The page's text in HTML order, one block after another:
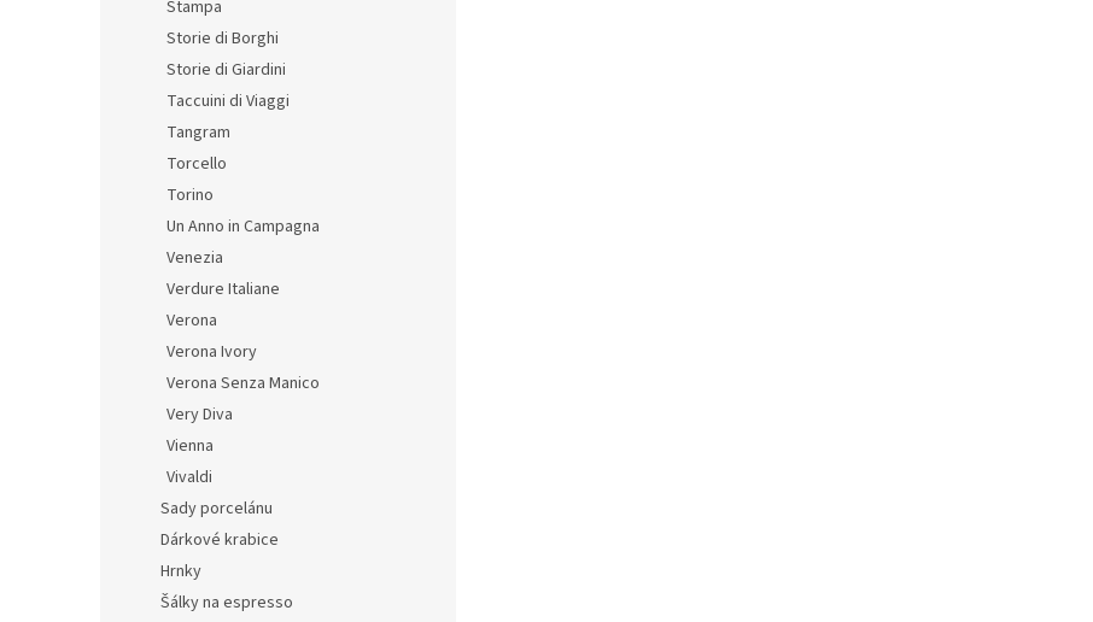
Stampa
Storie di Borghi
Storie di Giardini
Taccuini di Viaggi
Tangram
Torcello
Torino
Un Anno in Campagna
Venezia
Verdure Italiane
Verona
Verona Ivory
Verona Senza Manico
Very Diva
Vienna
Vivaldi
Sady porcelánu
Dárkové krabice
Hrnky
Šálky na espresso